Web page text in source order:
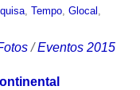
, Tempo, Glocal ,
/Eventos 2015